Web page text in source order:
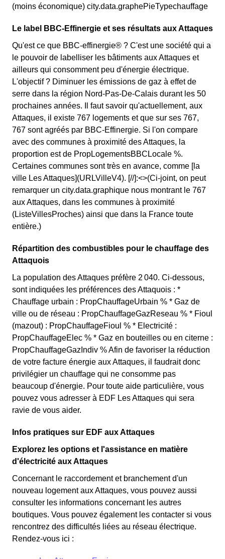
(moins économique) city.data.graphePieTypechauffage
Le label BBC-Effinergie et ses résultats aux Attaques
Qu'est ce que BBC-effinergie® ? C'est une société qui a
le pouvoir de labelliser les bâtiments aux Attaques et
ailleurs qui consomment peu d'énergie électrique.
L'objectif ? Diminuer les émissions de gaz à effet de
serre dans la région Nord-Pas-De-Calais durant les 50
prochaines années. Il faut savoir qu'actuellement, aux
Attaques, il existe 767 logements et que sur ses 767,
767 sont agréés par BBC-Effinergie. Si l'on compare
avec des communes à proximité des Attaques, la
proportion est de PropLogementsBBCLocale %.
Certaines communes sont très en avance, comme [la
ville Les Attaques](URLVilleV4). [//]:<>(Ci-joint, on peut
remarquer un city.data.graphique nous montrant le 767
aux Attaques, dans les communes à proximité
(ListeVillesProches) ainsi que dans la France toute
entière.)
Répartition des combustibles pour le chauffage des
Attaquois
La population des Attaques préfère 2 040. Ci-dessous,
sont indiquées les préférences des Attaquois : *
Chauffage urbain : PropChauffageUrbain % * Gaz de
ville ou de réseau : PropChauffageGazReseau % * Fioul
(mazout) : PropChauffageFioul % * Electricité :
PropChauffageElec % * Gaz en bouteilles ou en citerne :
PropChauffageGazIndiv % Afin de favoriser la réduction
de votre facture énergie aux Attaques, il faudrait donc
privilégier un chauffage qui ne consomme pas
beaucoup d'énergie. Pour toute aide particulière, vous
pouvez vous adresser à EDF Les Attaques qui sera
ravie de vous aider.
Infos pratiques sur EDF aux Attaques
Explorez les options et l'assistance en matière
d'électricité aux Attaques
Concernant le raccordement et branchement d'un
nouveau logement aux Attaques, vous pouvez aussi
consulter les informations concernant les autres
boutiques. Vous pouvez également les contacter si vous
rencontrez des difficultés liées au réseau électrique.
Rendez-vous ici :